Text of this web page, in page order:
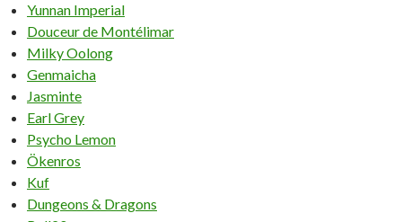
Yunnan Imperial
Douceur de Montélimar
Milky Oolong
Genmaicha
Jasminte
Earl Grey
Psycho Lemon
Ökenros
Kuf
Dungeons & Dragons